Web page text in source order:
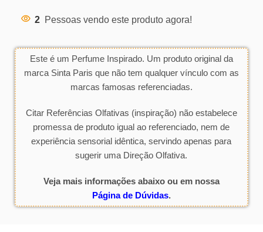
2 Pessoas vendo este produto agora!
Este é um Perfume Inspirado. Um produto original da
marca Sinta Paris que não tem qualquer vínculo com as
marcas famosas referenciadas.
Citar Referências Olfativas (inspiração) não estabelece
promessa de produto igual ao referenciado, nem de
experiência sensorial idêntica, servindo apenas para
sugerir uma Direção Olfativa.
Veja mais informações abaixo ou em nossa
Página de Dúvidas.